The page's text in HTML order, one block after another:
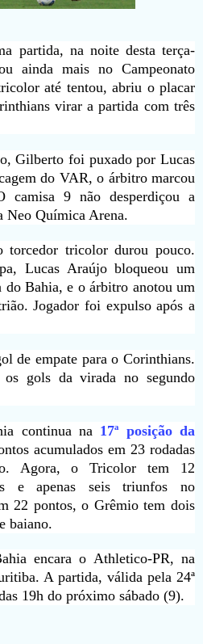
partida, na noite desta terça-
ainda mais no Campeonato
até tentou, abriu o placar
virar a partida com três
Gilberto foi puxado por Lucas
do VAR, o árbitro marcou
camisa 9 não desperdiçou a
Neo Química Arena.
torcedor tricolor durou pouco.
Lucas Araújo bloqueou um
do Bahia, e o árbitro anotou um
Jogador foi expulso após a
de empate para o Corinthians.
gols da virada no segundo
continua na 17ª posição da
acumulados em 23 rodadas
Agora, o Tricolor tem 12
e apenas seis triunfos no
22 pontos, o Grêmio tem dois
baiano.
encara o Athletico-PR, na
A partida, válida pela 24ª
19h do próximo sábado (9).